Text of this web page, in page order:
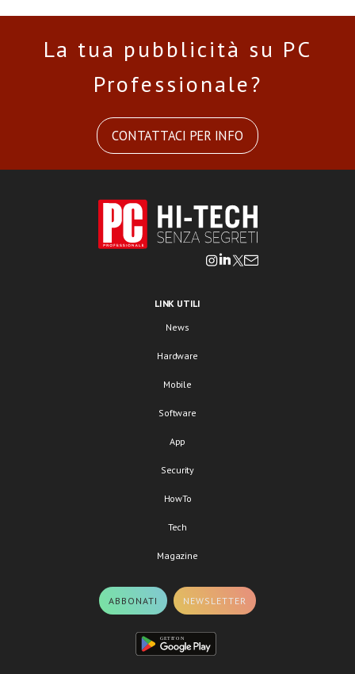
La tua pubblicità su PC
Professionale?
CONTATTACI PER INFO
LINK UTILI
News
Hardware
Mobile
Software
App
Security
HowTo
Tech
Magazine
ABBONATI NEWSLETTER